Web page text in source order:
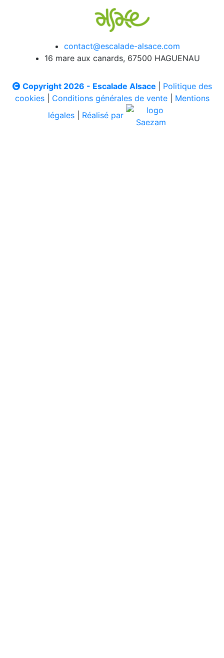
contact@escalade-alsace.com
16 mare aux canards, 67500 HAGUENAU
Copyright 2026 - Escalade Alsace
Politique des
cookies| Conditions générales de vente| Mentions
légales
Réalisé par